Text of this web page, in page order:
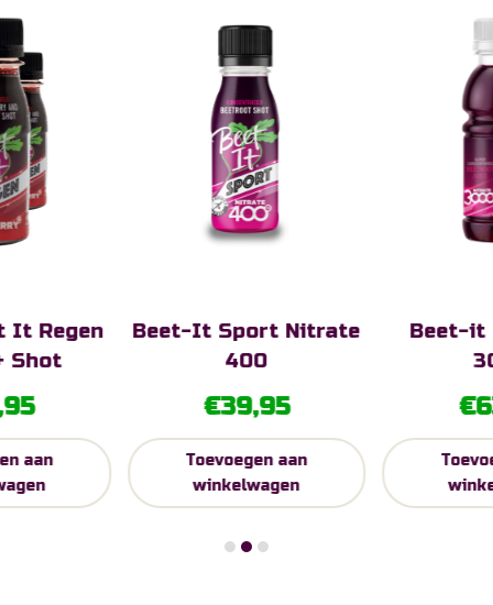
It Regen
Shot
aan
Beet-It Sport Nitrate
400
€39,95
Toevoegen aan
winkelwagen
Beet-it
€